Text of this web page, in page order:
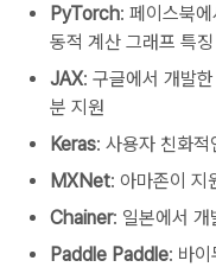
PyTorch: 페이스북
동적 계산 그래프 특징
JAX: 구글에서 개발
분 지원
Keras: 사용자 친화
MXNet: 아마존이 지
Chainer: 일본에서 개
Paddle Paddle: 바